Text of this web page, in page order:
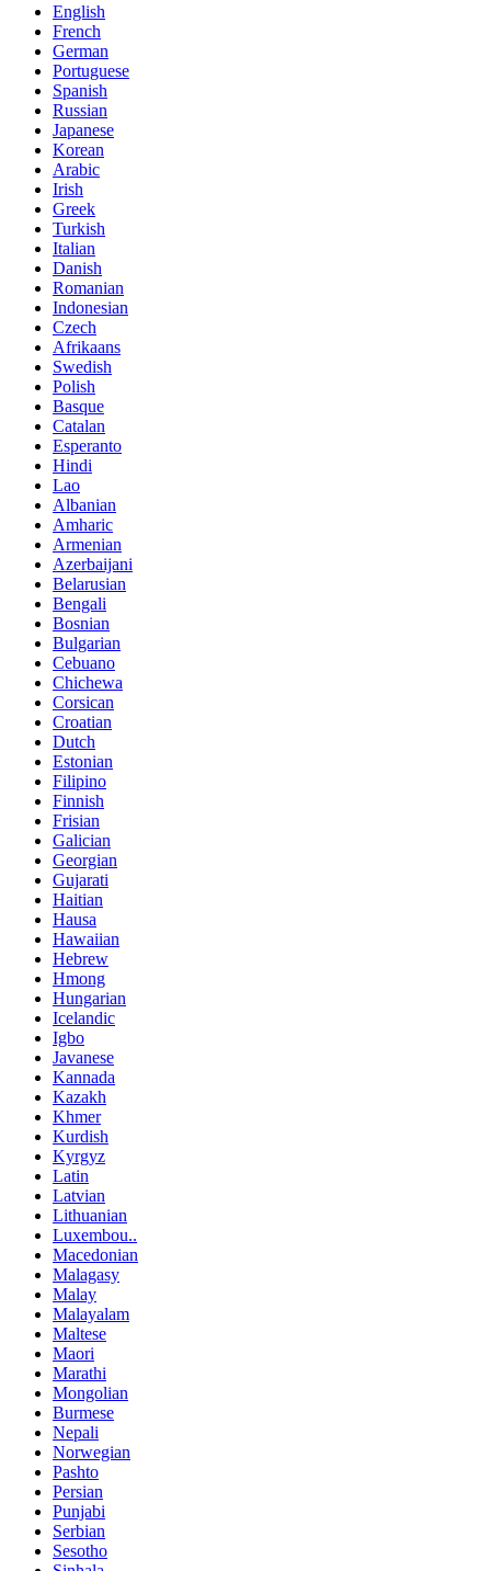
English
French
German
Portuguese
Spanish
Russian
Japanese
Korean
Arabic
Irish
Greek
Turkish
Italian
Danish
Romanian
Indonesian
Czech
Afrikaans
Swedish
Polish
Basque
Catalan
Esperanto
Hindi
Lao
Albanian
Amharic
Armenian
Azerbaijani
Belarusian
Bengali
Bosnian
Bulgarian
Cebuano
Chichewa
Corsican
Croatian
Dutch
Estonian
Filipino
Finnish
Frisian
Galician
Georgian
Gujarati
Haitian
Hausa
Hawaiian
Hebrew
Hmong
Hungarian
Icelandic
Igbo
Javanese
Kannada
Kazakh
Khmer
Kurdish
Kyrgyz
Latin
Latvian
Lithuanian
Luxembou..
Macedonian
Malagasy
Malay
Malayalam
Maltese
Maori
Marathi
Mongolian
Burmese
Nepali
Norwegian
Pashto
Persian
Punjabi
Serbian
Sesotho